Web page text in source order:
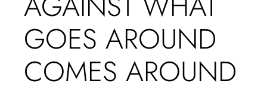
GOES AROUND
COMES AROUND